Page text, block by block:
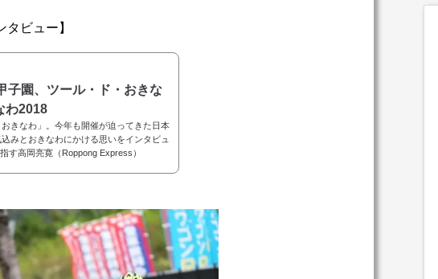
ビュー】
子園、ツール・ド・おきな
わ2018
きなわ」。今年も開催が迫ってきた日本
みとおきなわにかける思いをインタビュ
す高岡亮寛（Roppong Express）